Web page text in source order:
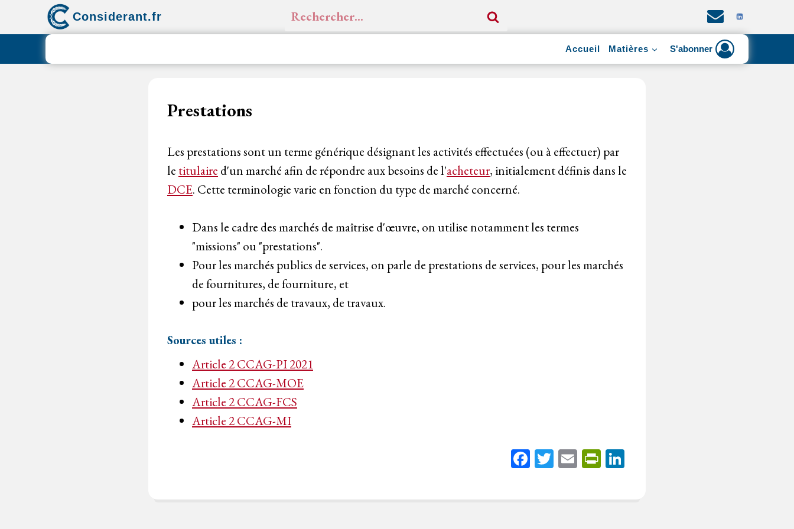
Considerant.fr Rechercher :
Accueil Matières S'abonner
Prestations
Les prestations sont un terme générique désignant les activités effectuées (ou à effectuer) par
le titulaire d'un marché afin de répondre aux besoins de l'acheteur, initialement définis dans le
DCE. Cette terminologie varie en fonction du type de marché concerné.
Dans le cadre des marchés de maîtrise d'œuvre, on utilise notamment les termes
"missions" ou "prestations".
Pour les marchés publics de services, on parle de prestations de services, pour les marchés
de fournitures, de fourniture, et
pour les marchés de travaux, de travaux.
Sources utiles :
Article 2 CCAG-PI 2021
Article 2 CCAG-MOE
Article 2 CCAG-FCS
Article 2 CCAG-MI
Fa
bo
T
tt
E
ail
Pr
tF ed